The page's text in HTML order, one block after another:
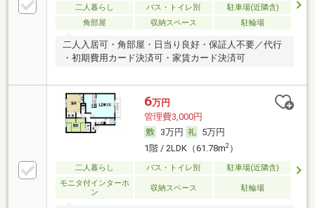
二人暮らし バス・トイレ別
駐車場(近隣含)
角部屋
収納スペース 駐輪場
二人入居可・角部屋・日当り良好・保証人不要／代行
・初期費用カード決済可・家賃カード決済可
6万円
管理費3,000円
3万円
5万円
1階 / 2LDK（61.78m2）
二人暮らし バス・トイレ別
駐車場(近隣含)
モニタ付インターホ
ン
収納スペース 駐輪場